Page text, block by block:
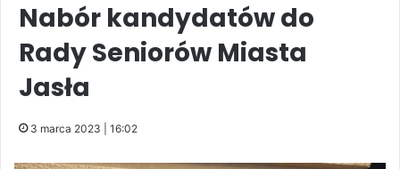
Nabór kandydatów do
Rady Seniorów Miasta
Jasła
3 marca 2023 | 16:02